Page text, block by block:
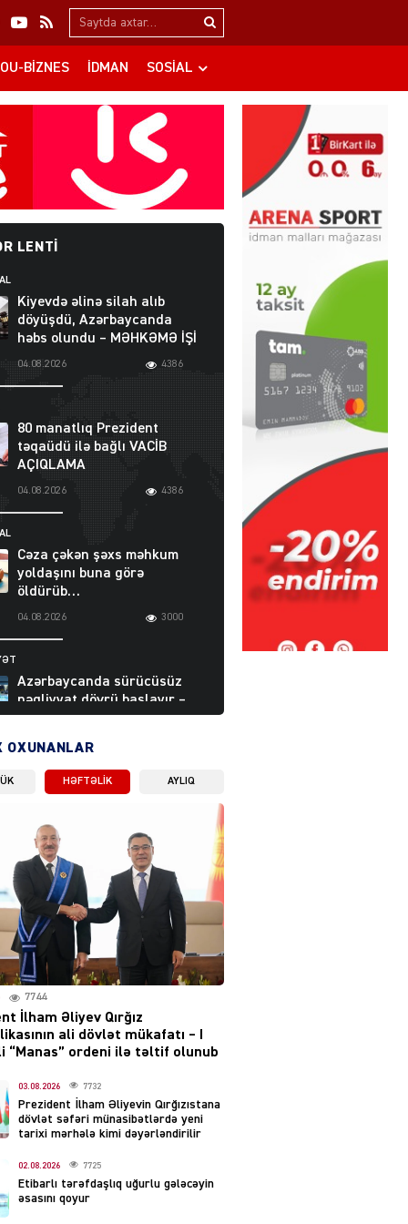
Search…
BIZNES İDMAN SOSIAL
LENTI
Kiyevdə əlinə silah alıb
döyüşdü, Azərbaycanda
həbs olundu – MƏHKƏMƏ İŞİ
04.08.2026 4386
80 manatlıq Prezident
təqaüdü ilə bağlı VACİB
AÇIQLAMA
04.08.2026 4386
Cəza çəkən şəxs məhkum
yoldaşını buna görə
öldürüb…
04.08.2026 3000
Azərbaycanda sürücüsüz
nəqliyyat dövrü başlayır –
BELƏ işləyəcək
04.08.2026
layihəsi ilə bağlı AÇIQLAMA
04.08.2026
Müharibə Rusiyanın belini
bükür
04.08.2026 4001
Ekranlardan uzaq qalan
məşhur aktrisanın yeni
çıxdı
04.08.2026 2167
Hüseyn Həsənov haqqında
həbs qərarı verildi –
Milyonluq əmlakı müsadirə
OXUNANLAR
HƏFTƏLIK AYLIQ
7744
İlham Əliyev Qırğız
ali dövlət mükafatı – I
“Manas” ordeni ilə təltif olunub
03.08.2026 7732
Prezident İlham Əliyevin Qırğızıstana
dövlət səfəri münasibətlərdə yeni
tarixi mərhələ kimi dəyərləndirilir
02.08.2026 7725
Etibarlı tərəfdaşlıq uğurlu gələcəyin
əsasını qoyur